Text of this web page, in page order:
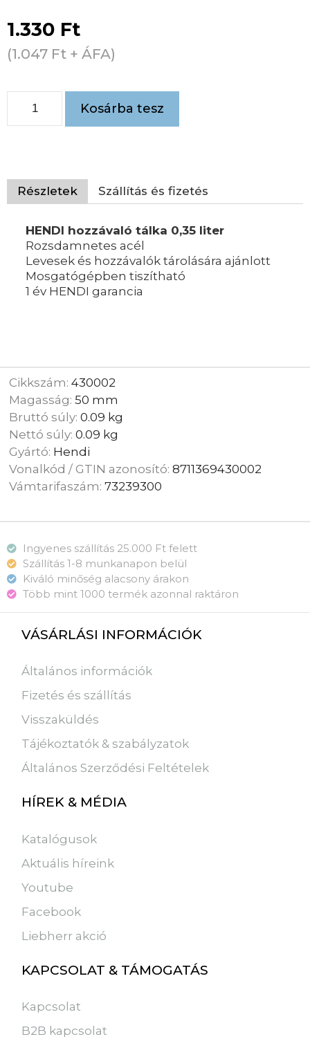
1.330 Ft
(1.047 Ft + ÁFA)
Kosárba tesz
Részletek Szállítás és fizetés
HENDI hozzávaló tálka 0,35 liter
Rozsdamnetes acél
Levesek és hozzávalók tárolására ajánlott
Mosgatógépben tiszítható
1 év HENDI garancia
Cikkszám:430002
Magasság:50 mm
Bruttó súly:0.09 kg
Nettó súly:0.09 kg
Gyártó: Hendi
Vonalkód / GTIN azonosító:8711369430002
Vámtarifaszám:73239300
Ingyenes szállítás 25.000 Ft felett
Szállítás 1-8 munkanapon belül
Kiváló minőség alacsony árakon
Több mint 1000 termék azonnal raktáron
VÁSÁRLÁSI INFORMÁCIÓK
Általános információk
Fizetés és szállítás
Visszaküldés
Tájékoztatók & szabályzatok
Általános Szerződési Feltételek
HÍREK & MÉDIA
Katalógusok
Aktuális híreink
Youtube
Facebook
Liebherr akció
KAPCSOLAT & TÁMOGATÁS
Kapcsolat
B2B kapcsolat